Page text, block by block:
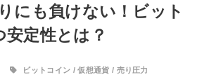
にも負けない！ビット
定性とは？
ビットコイン /仮想通貨 / 売り圧力